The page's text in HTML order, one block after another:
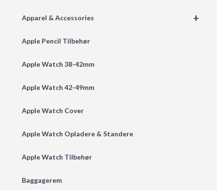
+
Apparel & Accessories
Apple Pencil Tilbehør
Apple Watch 38-42mm
Apple Watch 42-49mm
Apple Watch Cover
Apple Watch Opladere & Standere
Apple Watch Tilbehør
Baggagerem